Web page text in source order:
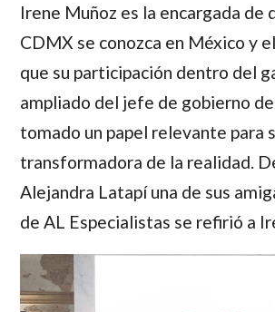
Irene Muñoz es la encargada de
CDMX se conozca en México y
que su participación dentro del
ampliado del jefe de gobierno
tomado un papel relevante para
transformadora de la realidad.
Alejandra Latapí una de sus
de AL Especialistas se refirió a